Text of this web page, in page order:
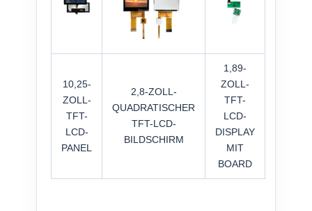
10,25-
ZOLL-
TFT-
LCD-
PANEL
2,8-ZOLL-
QUADRATISCHER
TFT-LCD-
BILDSCHIRM
1,89-
ZOLL-
TFT-
LCD-
DISPLAY
MIT
BOARD